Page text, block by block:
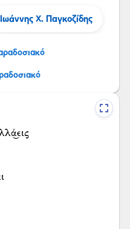
Ιωάννης Χ. Παγκοζίδης